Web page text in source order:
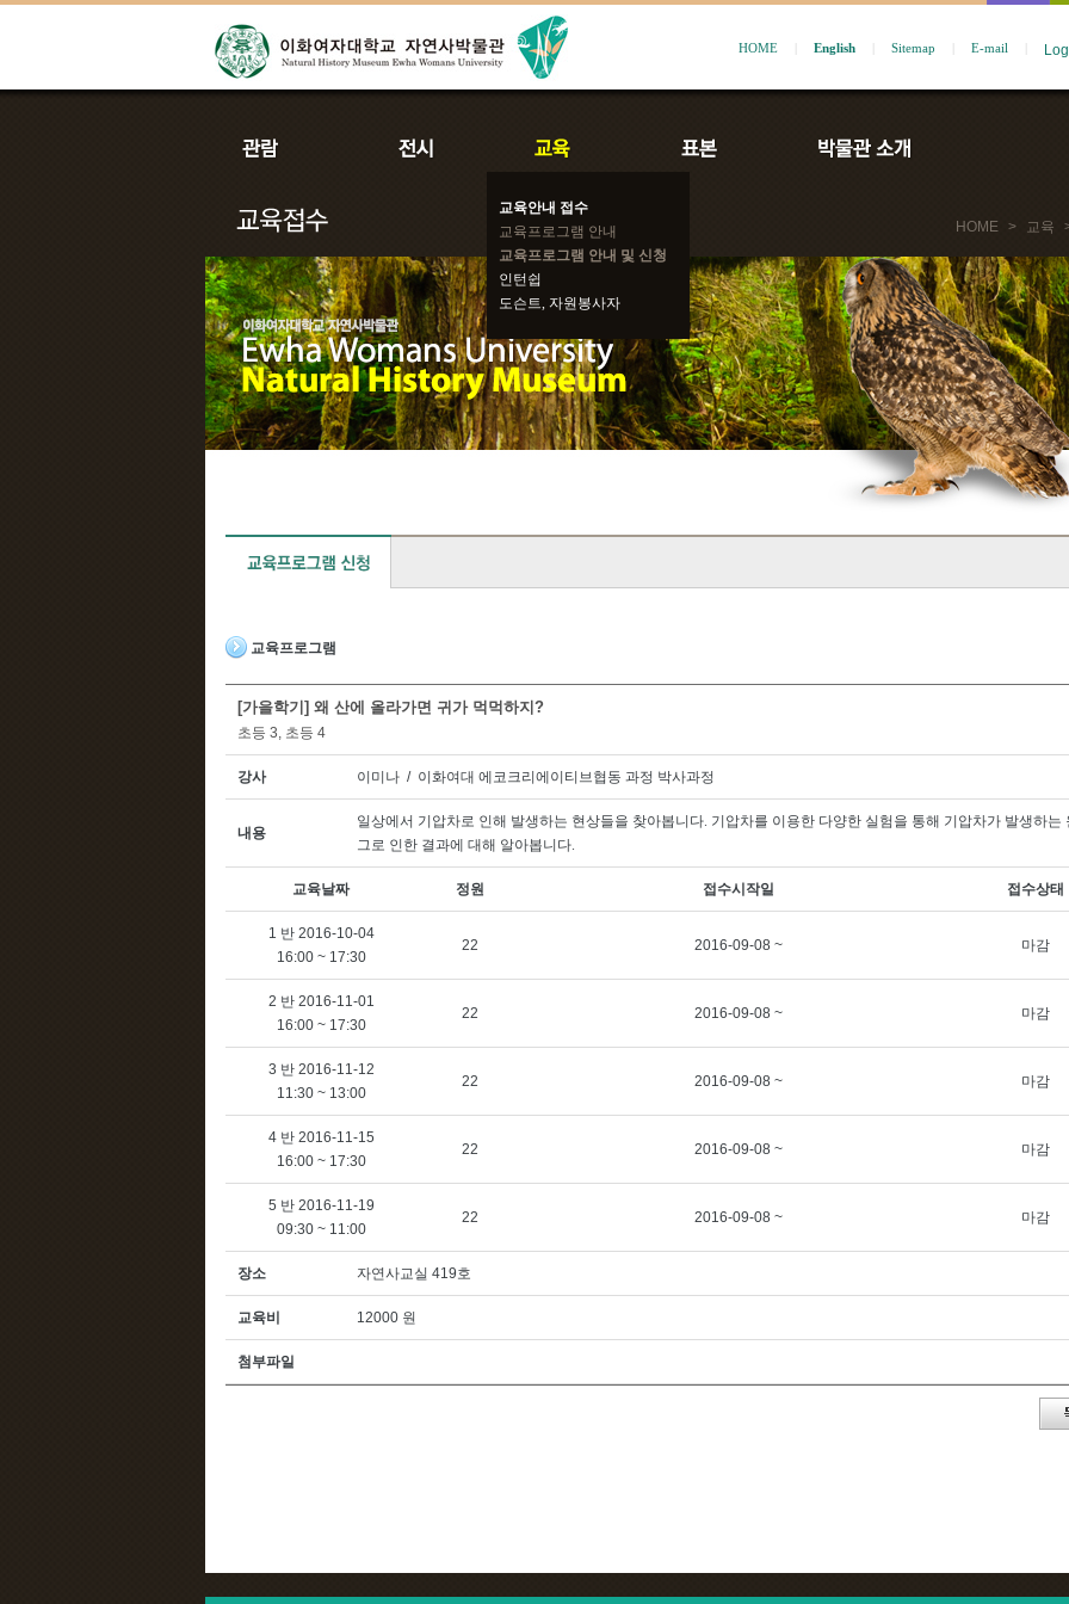
HOME English Sitemap E-mail
교육안내 접수
교육프로그램 안내
교육프로그램 안내 및 신청
인턴쉽
도슨트, 자원봉사자
HOME > 교육
교육프로그램
[가을학기] 왜 산에 올라가면 귀가 먹먹하지?
초등 3, 초등 4
강사 이미나 / 이화여대 에코크리에이티브협동 과정 박사과정
내용
일상에서 기압차로 인해 발생하는 현상들을 찾아봅니다. 기압차를 이용한 다양한 실험을 통해 기압차가 발생하는
그로 인한 결과에 대해 알아봅니다.
교육날짜 정원 접수시작일 접수상태
1 반 2016-10-04
16:00 ~ 17:30
22 2016-09-08 ~ 마감
2 반 2016-11-01
16:00 ~ 17:30
22 2016-09-08 ~ 마감
3 반 2016-11-12
11:30 ~ 13:00
22 2016-09-08 ~ 마감
4 반 2016-11-15
16:00 ~ 17:30
22 2016-09-08 ~ 마감
5 반 2016-11-19
09:30 ~ 11:00
22 2016-09-08 ~ 마감
장소 자연사교실 419호
교육비 12000 원
첨부파일